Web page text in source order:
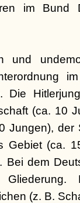
im Bund
Die
(ca. 10
Jungen), der
Gebiet (ca.
Bei dem
(z. B.